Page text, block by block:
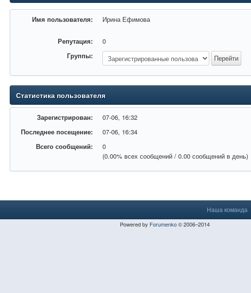
Имя пользователя: Ирина Ефимова
Репутация:
0
Группы:
Статистика пользователя
Зарегистрирован:
07-06, 16:32
Последнее посещение:
07-06, 16:34
Всего сообщений:
0
(0.00% всех сообщений / 0.00 сообщений в день)
Наша команда
Powered by Forumenko© 2006–2014